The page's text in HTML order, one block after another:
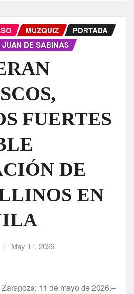
MUZQUIZ
PORTADA
JUAN DE SABINAS
FUERTES
DE
EN
May 11, 2026
11 de mayo de 2026.–